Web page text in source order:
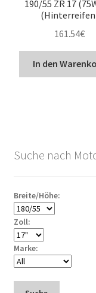
190/55 ZR 17
161.54€
In den
Suche nach
Breite/Höhe:
Zoll:
Marke: